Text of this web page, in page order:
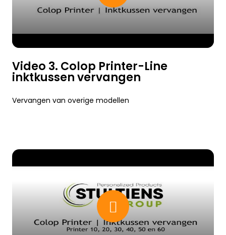
Video 3. Colop Printer-Line
inktkussen vervangen
Vervangen van overige modellen